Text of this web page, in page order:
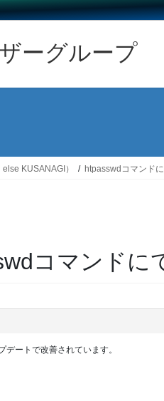
ーグループ
KUSANAGI） htpasswdコマンド
コマンドに
デートで改善されています。